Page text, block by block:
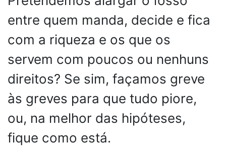
entre quem manda, decide e fica
com a riqueza e os que os
servem com poucos ou nenhuns
direitos? Se sim, façamos greve
às greves para que tudo piore,
ou, na melhor das hipóteses,
fique como está.